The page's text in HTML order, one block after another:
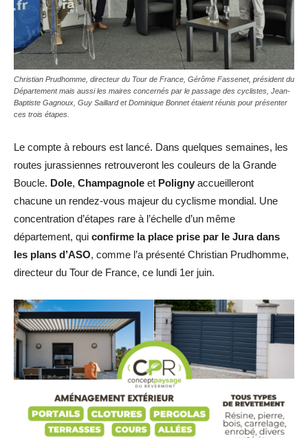
Christian Prudhomme, directeur du Tour de France, Gérôme Fassenet, président du
Département mais aussi les maires concernés par le passage des cyclistes, Jean-
Baptiste Gagnoux, Guy Saillard et Dominique Bonnet étaient réunis pour présenter
ces trois étapes.
Le compte à rebours est lancé. Dans quelques semaines, les
routes jurassiennes retrouveront les couleurs de la Grande
Boucle. Dole, Champagnole et Poligny accueilleront
chacune un rendez-vous majeur du cyclisme mondial. Une
concentration d’étapes rare à l’échelle d’un même
département, qui confirme la place prise par le Jura dans
les plans d’ASO, comme l’a présenté Christian Prudhomme,
directeur du Tour de France, ce lundi 1er juin.